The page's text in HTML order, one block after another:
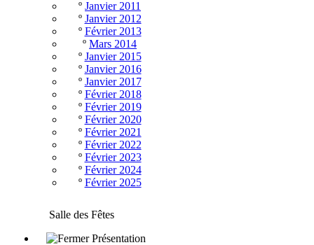
º Janvier 2011
º Janvier 2012
º Février 2013
º Mars 2014
º Janvier 2015
º Janvier 2016
º Janvier 2017
º Février 2018
º Février 2019
º Février 2020
º Février 2021
º Février 2022
º Février 2023
º Février 2024
º Février 2025
Salle des Fêtes
Présentation